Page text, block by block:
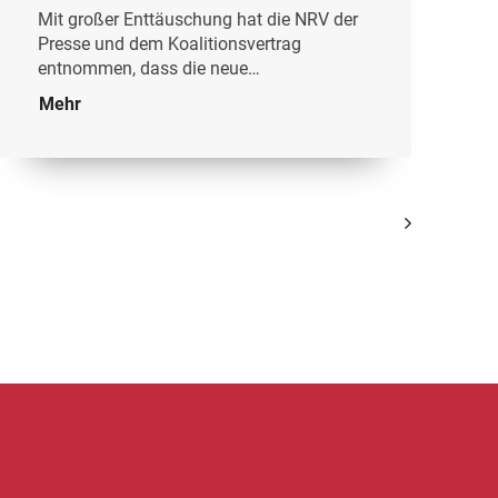
Mit großer Enttäuschung hat die NRV der
Presse und dem Koalitionsvertrag
entnommen, dass die neue…
Mehr